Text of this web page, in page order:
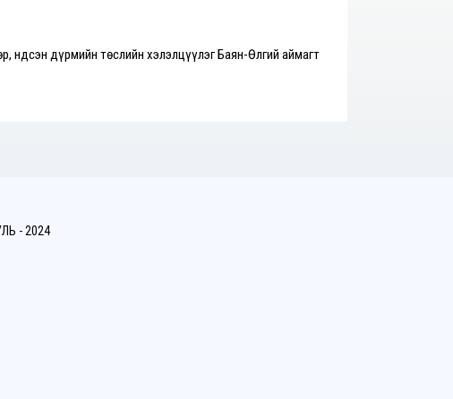
Үндсэн дүрмийн төслийн хэлэлцүүлэг Баян-Өлгий аймагт
- 2024